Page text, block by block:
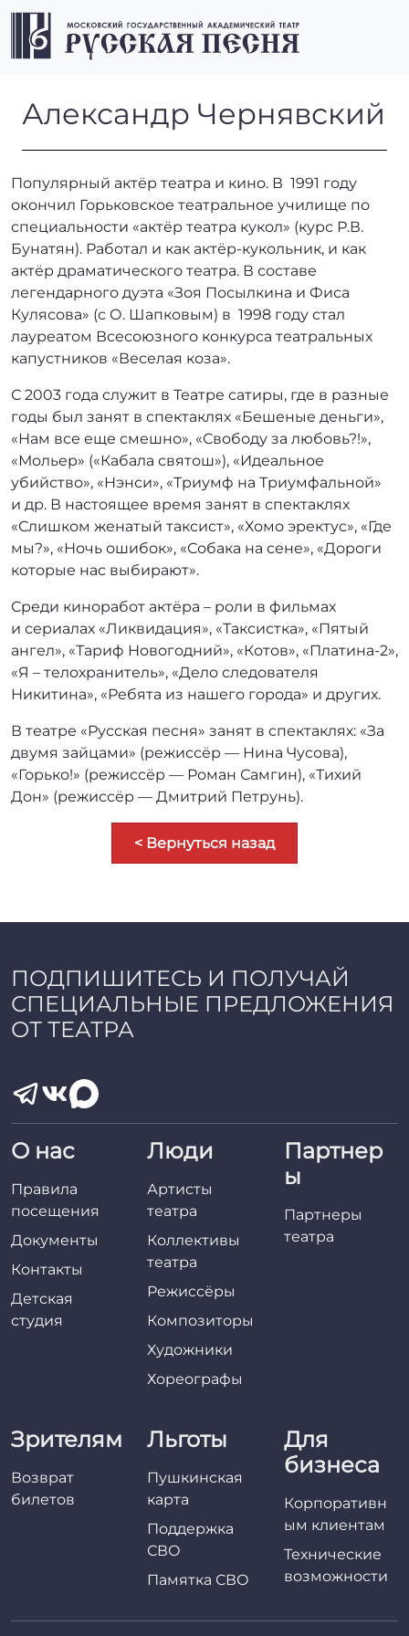
Перейти к содержимому
Перейти к футеру
Александр Чернявский
Александр Чернявский
Популярный актёр театра и кино. В 1991 году
окончил Горьковское театральное училище по
специальности «актёр театра кукол» (курс Р.В.
Бунатян). Работал и как актёр-кукольник, и как
актёр драматического театра. В составе
легендарного дуэта «Зоя Посылкина и Фиса
Кулясова» (с О. Шапковым) в 1998 году стал
лауреатом Всесоюзного конкурса театральных
капустников «Веселая коза».
С 2003 года служит в Театре сатиры, где в разные
годы был занят в спектаклях «Бешеные деньги»,
«Нам все еще смешно», «Свободу за любовь?!»,
«Мольер» («Кабала святош»), «Идеальное
убийство», «Нэнси», «Триумф на Триумфальной»
и др. В настоящее время занят в спектаклях
«Слишком женатый таксист», «Хомо эректус», «Где
мы?», «Ночь ошибок», «Собака на сене», «Дороги
которые нас выбирают».
Среди киноработ актёра – роли в фильмах
и сериалах «Ликвидация», «Таксистка», «Пятый
ангел», «Тариф Новогодний», «Котов», «Платина-2»,
«Я – телохранитель», «Дело следователя
Никитина», «Ребята из нашего города» и других.
В театре «Русская песня» занят в спектаклях: «За
двумя зайцами» (режиссёр — Нина Чусова),
«Горько!» (режиссёр — Роман Самгин), «Тихий
Дон» (режиссёр — Дмитрий Петрунь).
< Вернуться назад
ПОДПИШИТЕСЬ И ПОЛУЧАЙ
СПЕЦИАЛЬНЫЕ ПРЕДЛОЖЕНИЯ
ОТ ТЕАТРА
О нас
Правила
посещения
Документы
Контакты
Детская
студия
Люди
Артисты
театра
Коллективы
театра
Режиссёры
Композиторы
Художники
Хореографы
Партнер
ы
Партнеры
театра
Зрителям
Возврат
билетов
Льготы
Пушкинская
карта
Поддержка
СВО
Памятка СВО
Для
бизнеса
Корпоративн
ым клиентам
Технические
возможности